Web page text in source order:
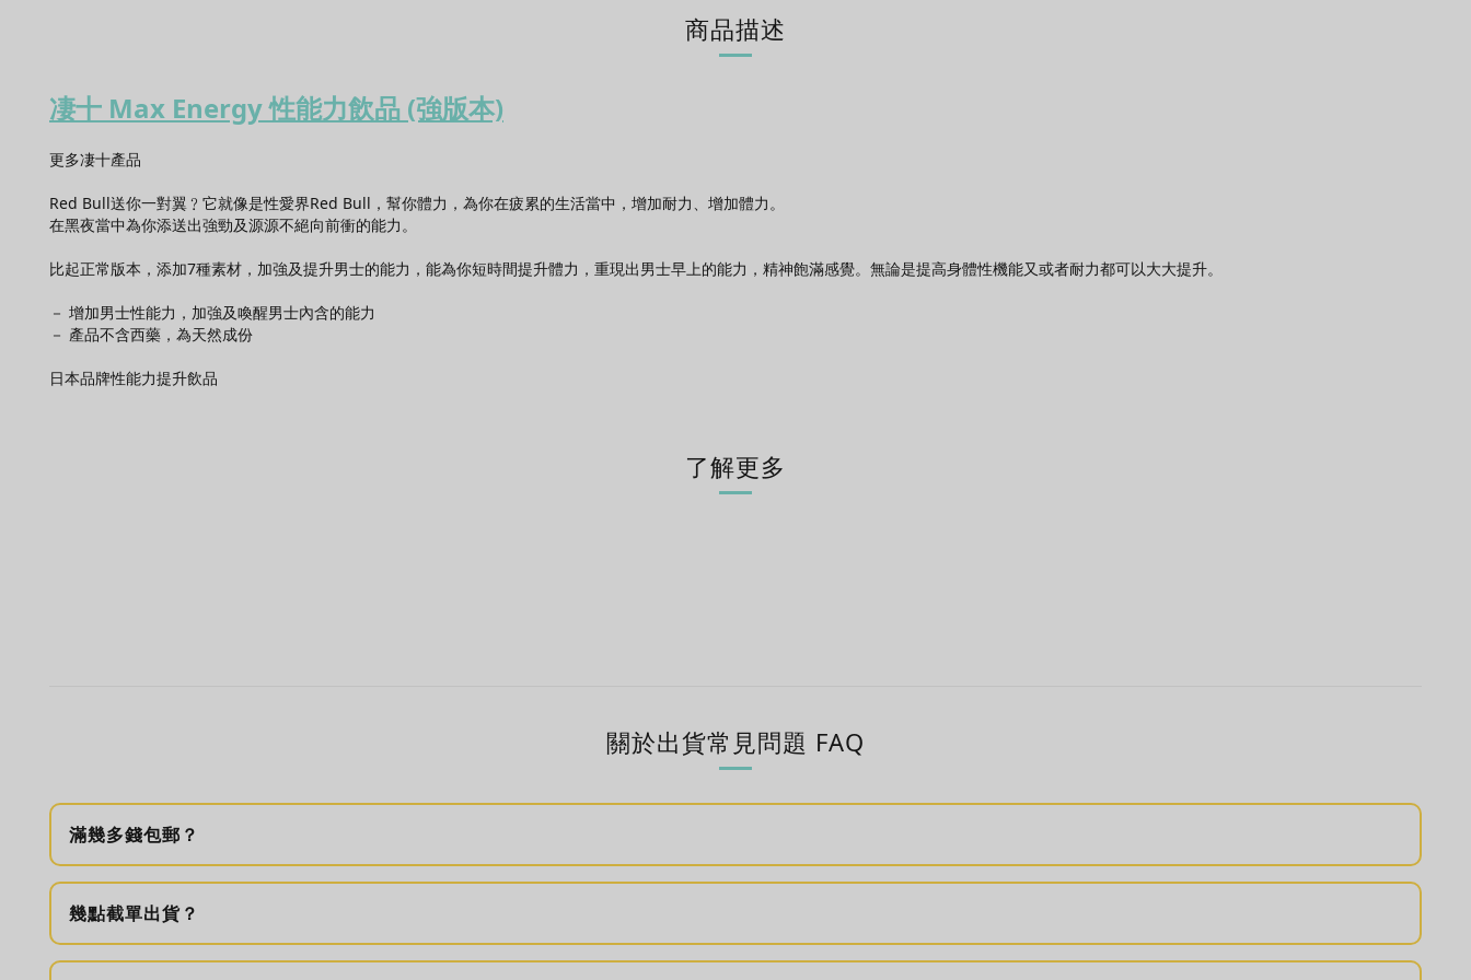
商品描述
凄十 Max Energy 性能力飲品 (強版本)
更多凄十產品
Red Bull送你一對翼﹖它就像是性愛界Red Bull，幫你體力，為你在疲累的生活當中，增加耐力、增加體力。
在黑夜當中為你添送出強勁及源源不絕向前衝的能力。
比起正常版本，添加7種素材，加強及提升男士的能力，能為你短時間提升體力，重現出男士早上的能力，精神飽滿感覺。無論是提高身體性機能又或者耐力都可以大大提升。
－ 增加男士性能力，加強及喚醒男士內含的能力
－ 產品不含西藥，為天然成份
日本品牌性能力提升飲品
了解更多
關於出貨常見問題 FAQ
滿幾多錢包郵？
幾點截單出貨？